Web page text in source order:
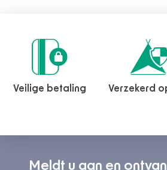
Veilige betaling Verzekerd
Meldt u aan en